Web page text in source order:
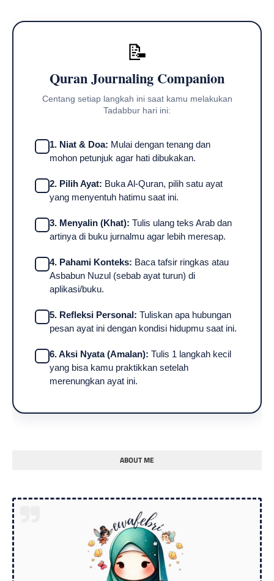
📝
Quran Journaling Companion
Centang setiap langkah ini saat kamu melakukan
Tadabbur hari ini:
1. Niat & Doa: Mulai dengan tenang dan
mohon petunjuk agar hati dibukakan.
2. Pilih Ayat: Buka Al-Quran, pilih satu ayat
yang menyentuh hatimu saat ini.
3. Menyalin (Khat): Tulis ulang teks Arab dan
artinya di buku jurnalmu agar lebih meresap.
4. Pahami Konteks: Baca tafsir ringkas atau
Asbabun Nuzul (sebab ayat turun) di
aplikasi/buku.
5. Refleksi Personal: Tuliskan apa hubungan
pesan ayat ini dengan kondisi hidupmu saat ini.
6. Aksi Nyata (Amalan): Tulis 1 langkah kecil
yang bisa kamu praktikkan setelah
merenungkan ayat ini.
ABOUT ME